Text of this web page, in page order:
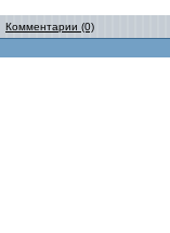
Комментарии (0)